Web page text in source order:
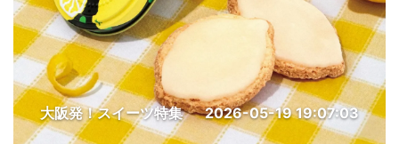
大阪発！スイーツ特集 2026-05-19 19:07:03